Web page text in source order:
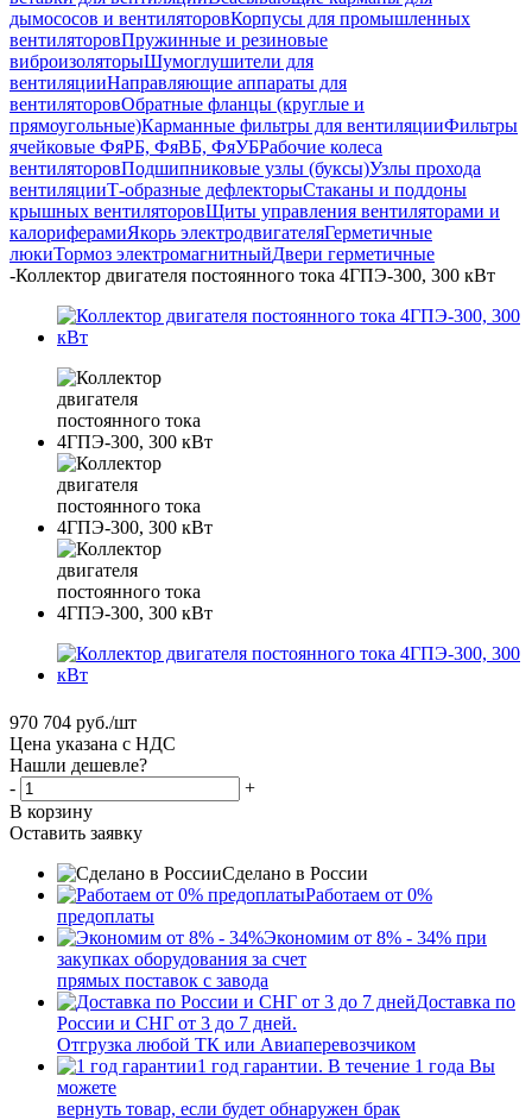
дымососов и вентиляторовКорпусы для промышленных
вентиляторовПружинные и резиновые
виброизоляторыШумоглушители для
вентиляцииНаправляющие аппараты для
вентиляторовОбратные фланцы (круглые и
прямоугольные)Карманные фильтры для вентиляцииФильтры
ячейковые ФяРБ, ФяВБ, ФяУБРабочие колеса
вентиляторовПодшипниковые узлы (буксы)Узлы прохода
вентиляцииТ-образные дефлекторыСтаканы и поддоны
крышных вентиляторовЩиты управления вентиляторами и
калориферамиЯкорь электродвигателяГерметичные
люкиТормоз электромагнитныйДвери герметичные
-Коллектор двигателя постоянного тока 4ГПЭ-300, 300 кВт
970 704 руб./шт
Цена указана с НДС
Нашли дешевле?
-
+
В корзину
Оставить заявку
Сделано в России
Работаем от 0%
предоплаты
Экономим от 8% - 34% при
закупках оборудования за счет
прямых поставок с завода
Доставка по
России и СНГ от 3 до 7 дней.
Отгрузка любой ТК или Авиаперевозчиком
1 год гарантии. В течение 1 года Вы
можете
вернуть товар, если будет обнаружен брак